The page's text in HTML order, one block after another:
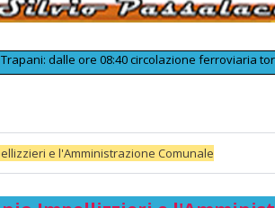
dalle ore 08:40 circolazione ferroviaria tornata
e l'Amministrazione Comunale